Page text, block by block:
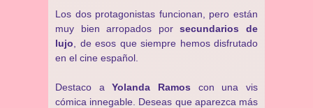
Los dos protagonistas funcionan, pero están
muy bien arropados porsecundarios de
lujo , de esos que siempre hemos disfrutado
en el cine español.
Destaco aYolanda Ramos con una vis
cómica innegable. Deseas que aparezca más